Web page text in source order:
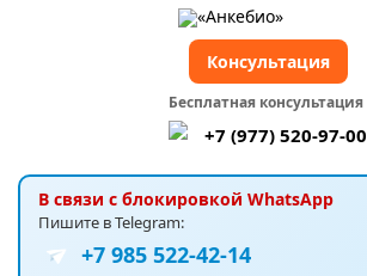
В связи с блокировкой WhatsApp
Пишите в Telegram:
+7 985 522-42-14
Бесплатная консультация
+7 (977) 520-97-00
Консультация